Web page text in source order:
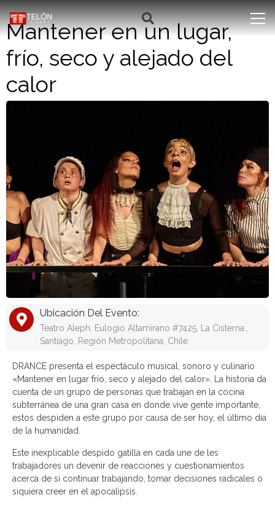
Mantener en un lugar,
frío, seco y alejado del
calor
Ubicación Del Evento:
Teatro Aleph, Eulogio Altamirano #7425, La Cisterna.,
Santiago, Región Metropolitana, Chile
DRANCE presenta el espectáculo musical, sonoro y culinario
«Mantener en lugar frío, seco y alejado del calor». La historia da
cuenta de un grupo de personas que trabajan en la cocina
subterránea de una gran casa en donde vive gente importante,
estos despiden a este grupo por causa de ser hoy, el último día
de la humanidad.
Este inexplicable despido gatilla en cada une de les
trabajadores un devenir de reacciones y cuestionamientos
acerca de si continuar trabajando, tomar decisiones radicales o
siquiera creer en el apocalipsis.